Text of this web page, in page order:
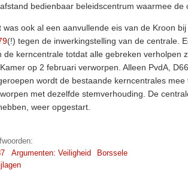
bedienbaar beleidscentrum waarmee de
was ook al een aanvullende eis van de Kroon
(!) tegen de inwerkingstelling van de centrale.
de kerncentrale totdat alle gebreken verholpen
op 2 februari verworpen. Alleen PvdA,
wordt de bestaande kerncentrales
met dezelfde stemverhouding. De
weer opgestart.
Argumenten: Veiligheid
Borssele